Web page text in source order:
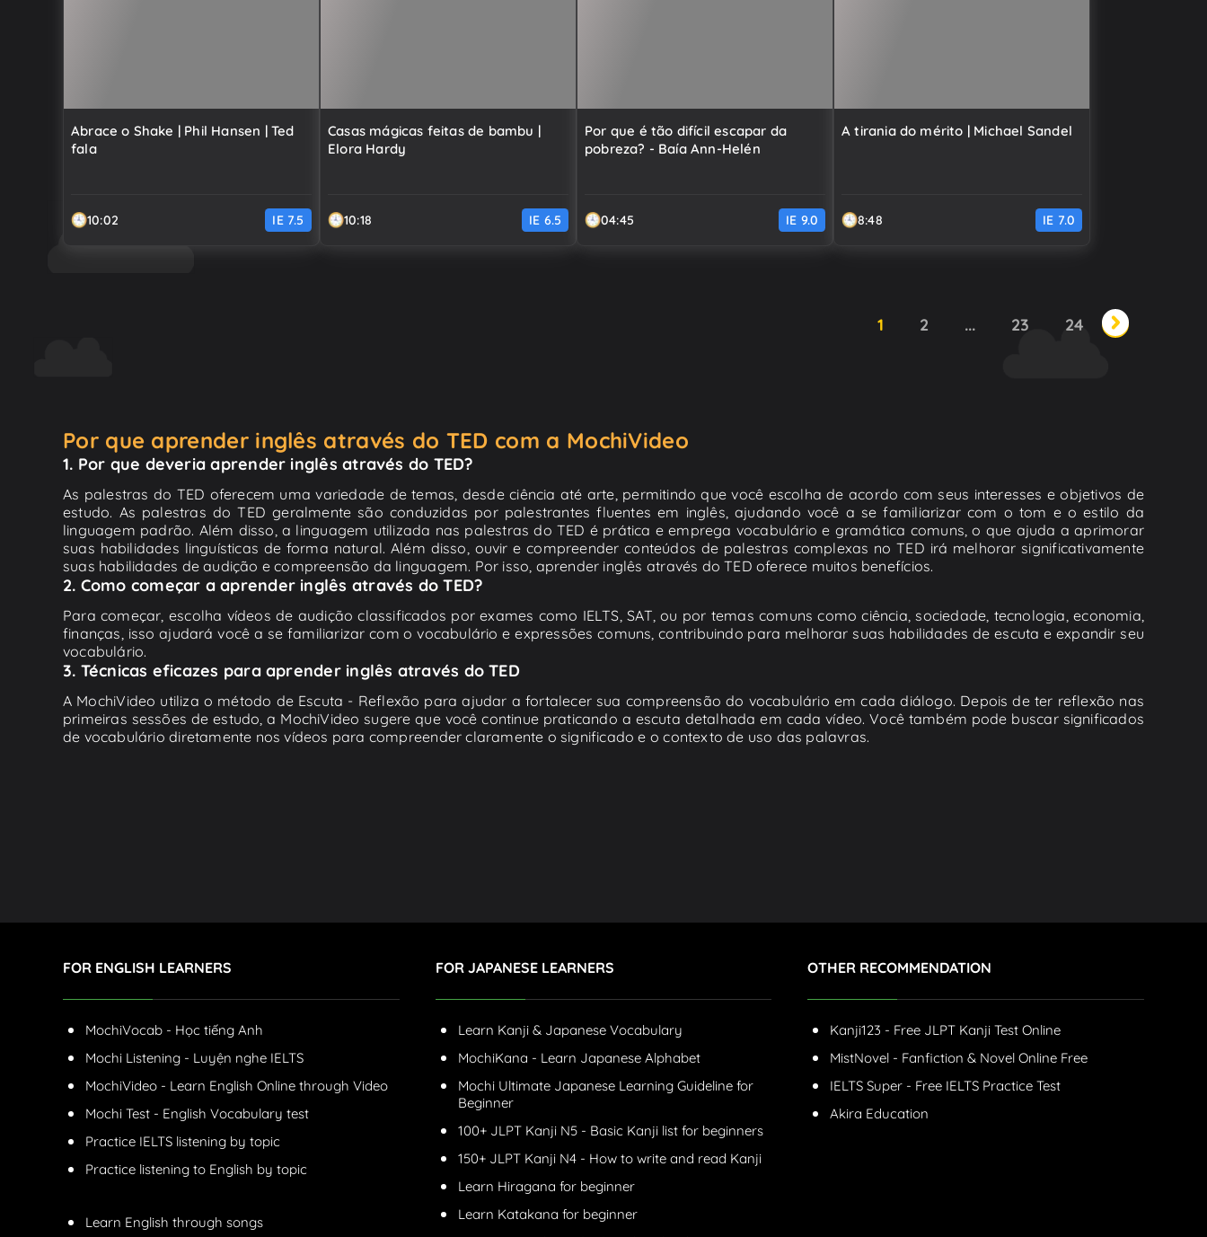
Abrace o Shake | Phil Hansen | Ted
fala
10:02 IE 7.5
Casas mágicas feitas de bambu |
Elora Hardy
10:18 IE 6.5
Por que é tão difícil escapar da
pobreza? - Baía Ann-Helén
04:45 IE 9.0
A tirania do mérito | Michael Sandel
8:48 IE 7.0
1 2 ... 23 24 n
Por que aprender inglês através do TED com a MochiVideo
1. Por que deveria aprender inglês através do TED?
As palestras do TED oferecem uma variedade de temas, desde ciência até arte, permitindo que você escolha de acordo com seus interesses e objetivos de
estudo. As palestras do TED geralmente são conduzidas por palestrantes fluentes em inglês, ajudando você a se familiarizar com o tom e o estilo da
linguagem padrão. Além disso, a linguagem utilizada nas palestras do TED é prática e emprega vocabulário e gramática comuns, o que ajuda a aprimorar
suas habilidades linguísticas de forma natural. Além disso, ouvir e compreender conteúdos de palestras complexas no TED irá melhorar significativamente
suas habilidades de audição e compreensão da linguagem. Por isso, aprender inglês através do TED oferece muitos benefícios.
2. Como começar a aprender inglês através do TED?
Para começar, escolha vídeos de audição classificados por exames como IELTS, SAT, ou por temas comuns como ciência, sociedade, tecnologia, economia,
finanças, isso ajudará você a se familiarizar com o vocabulário e expressões comuns, contribuindo para melhorar suas habilidades de escuta e expandir seu
vocabulário.
3. Técnicas eficazes para aprender inglês através do TED
A MochiVideo utiliza o método de Escuta - Reflexão para ajudar a fortalecer sua compreensão do vocabulário em cada diálogo. Depois de ter reflexão nas
primeiras sessões de estudo, a MochiVideo sugere que você continue praticando a escuta detalhada em cada vídeo. Você também pode buscar significados
de vocabulário diretamente nos vídeos para compreender claramente o significado e o contexto de uso das palavras.
FOR ENGLISH LEARNERS
MochiVocab - Học tiếng Anh
Mochi Listening - Luyện nghe IELTS
MochiVideo - Learn English Online through Video
Mochi Test - English Vocabulary test
Practice IELTS listening by topic
Practice listening to English by topic
Learn English through songs
FOR JAPANESE LEARNERS
Learn Kanji & Japanese Vocabulary
MochiKana - Learn Japanese Alphabet
Mochi Ultimate Japanese Learning Guideline for
Beginner
100+ JLPT Kanji N5 - Basic Kanji list for beginners
150+ JLPT Kanji N4 - How to write and read Kanji
Learn Hiragana for beginner
Learn Katakana for beginner
OTHER RECOMMENDATION
Kanji123 - Free JLPT Kanji Test Online
MistNovel - Fanfiction & Novel Online Free
IELTS Super - Free IELTS Practice Test
Akira Education